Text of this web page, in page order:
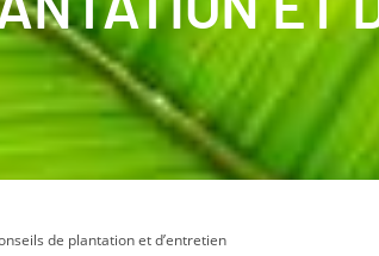
de plantation et d’entretien